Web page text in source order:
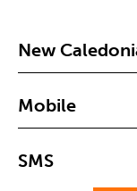
Un numéro
New
Mobile
SMS